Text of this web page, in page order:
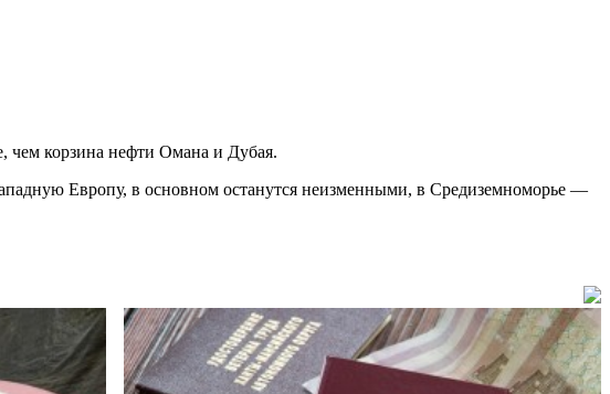
чем корзина нефти Омана и Дубая.
Европу, в основном останутся неизменными, в Средиземноморье —